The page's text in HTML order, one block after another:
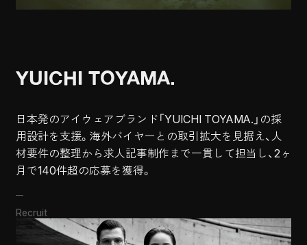
YUICHI TOYAMA.
日本発のアイウェアブランド「YUICHI TOYAMA.」の採
用設計を支援。海外バイヤーとの取引拡大を見据え、人
材要件の整理から求人記事制作まで一貫して担当し、2ヶ
月で140件超の応募を獲得。
Recruit